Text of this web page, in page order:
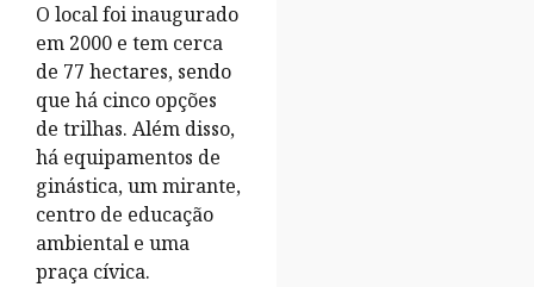
O local foi inaugurado
em 2000 e tem cerca
de 77 hectares, sendo
que há cinco opções
de trilhas. Além disso,
há equipamentos de
ginástica, um mirante,
centro de educação
ambiental e uma
praça cívica.